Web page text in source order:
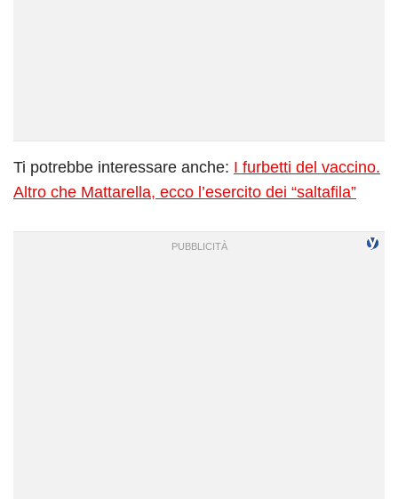
Ti potrebbe interessare anche: I furbetti del vaccino.
Altro che Mattarella, ecco l’esercito dei “saltafila”